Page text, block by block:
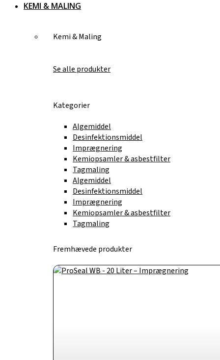
KEMI & MALING
Kemi & Maling
Se alle produkter
Kategorier
Algemiddel
Desinfektionsmiddel
Imprægnering
Kemiopsamler & asbestfilter
Tagmaling
Algemiddel
Desinfektionsmiddel
Imprægnering
Kemiopsamler & asbestfilter
Tagmaling
Fremhævede produkter